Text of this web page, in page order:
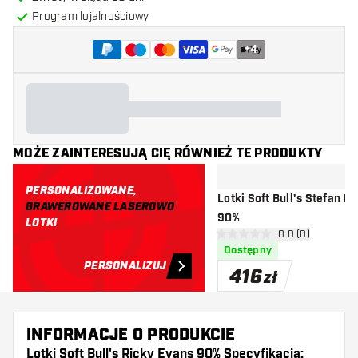
Program lojalnościowy
+4
MOŻE ZAINTERESUJĄ CIĘ RÓWNIEŻ TE PRODUKTY
PERSONALIZOWANE,
GRAWEROWANE LASEROWO
LOTKI
PERSONALIZUJ
Lotki Soft Bull's Stefan
90%
otwórz panel
0 gwiazdki oceny0.0 (0)
Dostępny
416zł
INFORMACJE O PRODUKCIE
Lotki Soft Bull's Ricky Evans 90% Specyfikacja: